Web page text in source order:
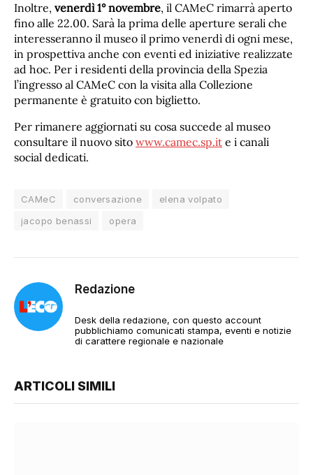
Inoltre, venerdì 1° novembre, il CAMeC rimarrà aperto
fino alle 22.00. Sarà la prima delle aperture serali che
interesseranno il museo il primo venerdì di ogni mese,
in prospettiva anche con eventi ed iniziative realizzate
ad hoc. Per i residenti della provincia della Spezia
l’ingresso al CAMeC con la visita alla Collezione
permanente è gratuito con biglietto.
Per rimanere aggiornati su cosa succede al museo
consultare il nuovo sito www.camec.sp.it e i canali
social dedicati.
CAMeC conversazione
elena volpato
jacopo benassi
opera
Redazione
Desk della redazione, con questo account
pubblichiamo comunicati stampa, eventi e notizie
di carattere regionale e nazionale
ARTICOLI SIMILI